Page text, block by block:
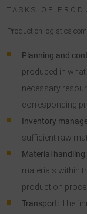
TASKS OF
Production logistics
Planning and
produced in
necessary
corresponding
Inventory
sufficient raw
Material handling:
materials within
production
Transport: The